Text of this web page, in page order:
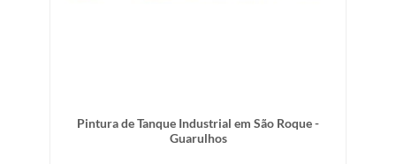
Pintura de Tanque Industrial em São Roque -
Guarulhos